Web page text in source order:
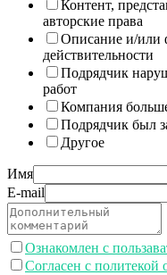
Контент,
авторские права
Описание и/или
действительности
Подрядчик
работ
Компания
Подрядчик был
Другое
Имя
E-mail
Ознакомлен с
Согласен с